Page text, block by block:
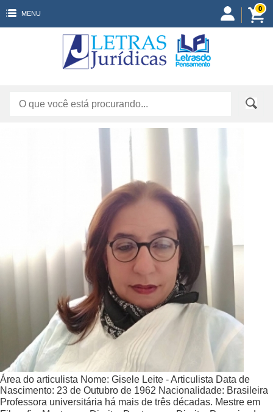
MENU
0
Área do articulista Nome: Gisele Leite - Articulista Data de
Nascimento: 23 de Outubro de 1962 Nacionalidade: Brasileira
Professora universitária há mais de três décadas. Mestre em